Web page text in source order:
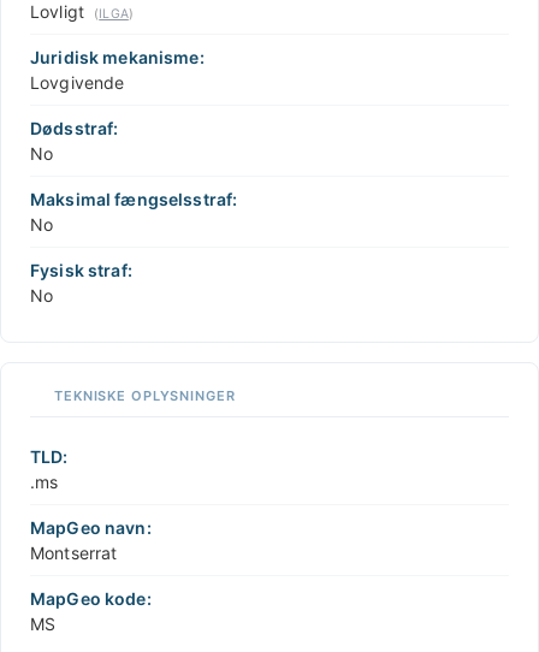
Lovligt (ILGA)
Juridisk mekanisme:
Lovgivende
Dødsstraf:
No
Maksimal fængselsstraf:
No
Fysisk straf:
No
TEKNISKE OPLYSNINGER
TLD:
.ms
MapGeo navn:
Montserrat
MapGeo kode:
MS